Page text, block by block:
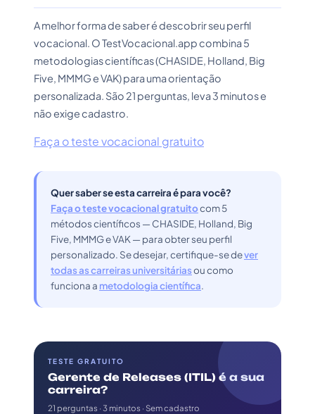
A melhor forma de saber é descobrir seu perfil
vocacional. O TestVocacional.app combina 5
metodologias científicas (CHASIDE, Holland, Big
Five, MMMG e VAK) para uma orientação
personalizada. São 21 perguntas, leva 3 minutos e
não exige cadastro.
Faça o teste vocacional gratuito
Quer saber se esta carreira é para você?
Faça o teste vocacional gratuitocom 5
métodos científicos — CHASIDE, Holland, Big
Five, MMMG e VAK — para obter seu perfil
personalizado. Se desejar, certifique-se dever
todas as carreiras universitáriasou como
funciona a metodologia científica.
TESTE GRATUITO
Gerente de Releases (ITIL) é a sua
carreira?
21 perguntas · 3 minutos · Sem cadastro